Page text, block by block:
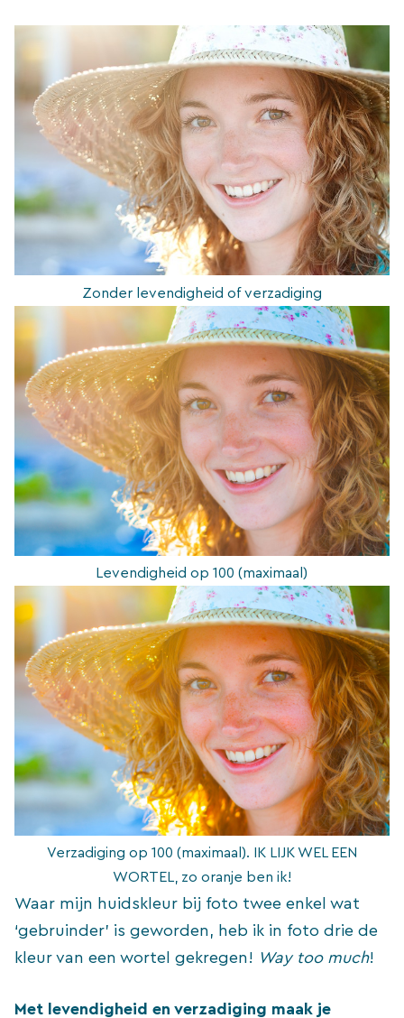
Zonder levendigheid of verzadiging
Levendigheid op 100 (maximaal)
Verzadiging op 100 (maximaal). IK LIJK WEL EEN
WORTEL, zo oranje ben ik!
Waar mijn huidskleur bij foto twee enkel wat
‘gebruinder’ is geworden, heb ik in foto drie de
kleur van een wortel gekregen! Way too much!
Met levendigheid en verzadiging maak je